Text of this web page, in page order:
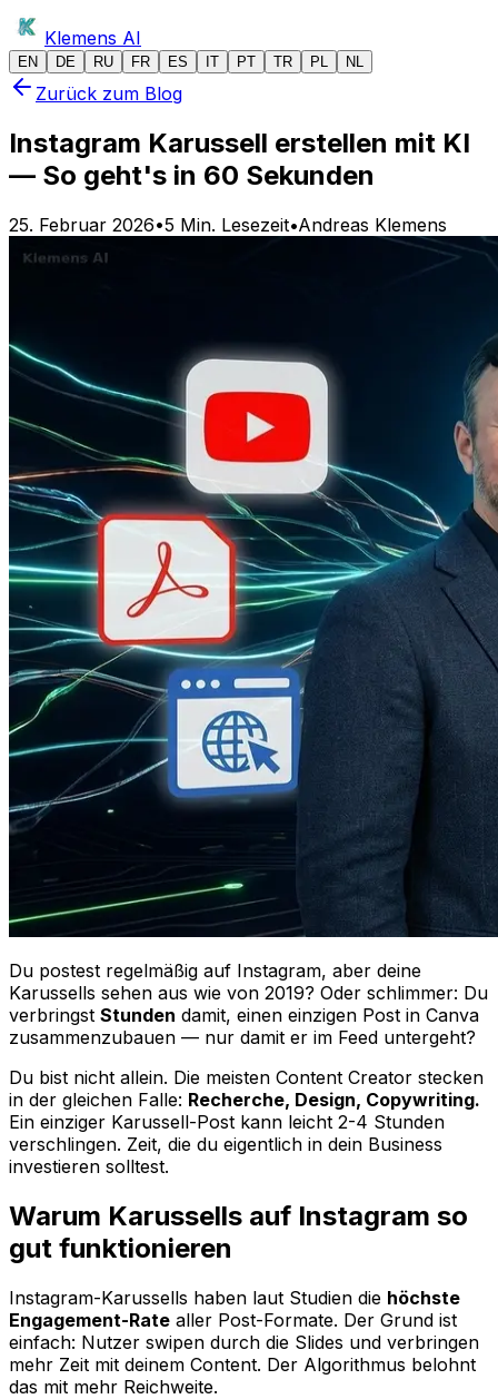
Klemens AI
EN DE RU FR ES IT PT TR PL NL
Zurück zum Blog
Instagram Karussell erstellen mit KI
— So geht's in 60 Sekunden
25. Februar 2026•5 Min. Lesezeit•Andreas Klemens
Du postest regelmäßig auf Instagram, aber deine
Karussells sehen aus wie von 2019? Oder schlimmer: Du
verbringst Stunden damit, einen einzigen Post in Canva
zusammenzubauen — nur damit er im Feed untergeht?
Du bist nicht allein. Die meisten Content Creator stecken
in der gleichen Falle: Recherche, Design, Copywriting.
Ein einziger Karussell-Post kann leicht 2-4 Stunden
verschlingen. Zeit, die du eigentlich in dein Business
investieren solltest.
Warum Karussells auf Instagram so
gut funktionieren
Instagram-Karussells haben laut Studien die höchste
Engagement-Rate aller Post-Formate. Der Grund ist
einfach: Nutzer swipen durch die Slides und verbringen
mehr Zeit mit deinem Content. Der Algorithmus belohnt
das mit mehr Reichweite.